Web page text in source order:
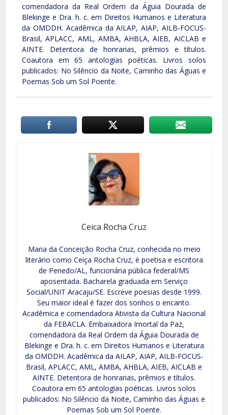
comendadora da Real Ordem da Águia Dourada de
Blekinge e Dra. h. c. em Direitos Humanos e Literatura
da OMDDH. Acadêmica da AILAP, AIAP, AILB-FOCUS-
Brasil, APLACC, AML, AMBA, AHBLA, AIEB, AICLAB e
AINTE. Detentora de honrarias, prêmios e títulos.
Coautora em 65 antologias poéticas. Livros solos
publicados: No Silêncio da Noite, Caminho das Águas e
Poemas Sob um Sol Poente.
Ceica Rocha Cruz
Maria da Conceição Rocha Cruz, conhecida no meio
literário como Ceiça Rocha Cruz, é poetisa e escritora
de Penedo/AL, funcionária pública federal/MS
aposentada. Bacharela graduada em Serviço
Social/UNIT Aracaju/SE. Escreve poesias desde 1999.
Seu maior ideal é fazer dos sonhos o encanto.
Acadêmica e comendadora Ativista da Cultura Nacional
da FEBACLA. Embaixadora Imortal da Paz,
comendadora da Real Ordem da Águia Dourada de
Blekinge e Dra. h. c. em Direitos Humanos e Literatura
da OMDDH. Acadêmica da AILAP, AIAP, AILB-FOCUS-
Brasil, APLACC, AML, AMBA, AHBLA, AIEB, AICLAB e
AINTE. Detentora de honrarias, prêmios e títulos.
Coautora em 65 antologias poéticas. Livros solos
publicados: No Silêncio da Noite, Caminho das Águas e
Poemas Sob um Sol Poente.